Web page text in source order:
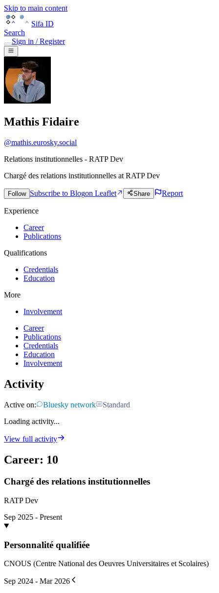
Skip to main content
Sifa ID
Search
Sign in / Register
Mathis Fidaire
@mathis.eurosky.social
Relations institutionnelles - RATP Dev
Chargé des relations institutionnelles at RATP Dev
Follow Subscribe to Blogon Leaflet Share Report
Experience
Career
Publications
Qualifications
Credentials
Education
More
Involvement
Career
Publications
Credentials
Education
Involvement
Activity
Active on: Bluesky network
Standard
Loading activity...
View full activity
Career: 10
Chargé des relations institutionnelles
RATP Dev
Sep 2025 - Present
Personnalité qualifiée
CNOUS (Centre National des Oeuvres Universitaires et Scolaires)
Sep 2024 - Mar 2026